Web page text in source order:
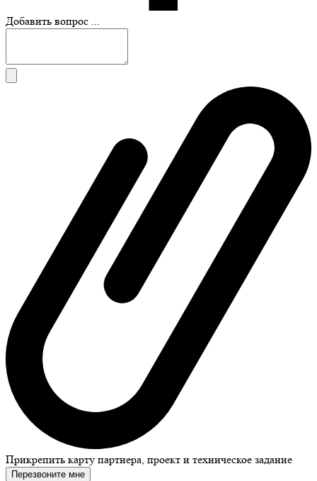
Добавить вопрос ...
Прикрепить карту партнера, проект и техническое задание
Перезвоните мне